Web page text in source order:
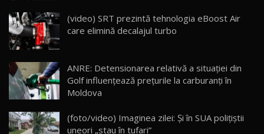
16
AutoBlogMD
13:10
17 20:06
Va fi modelul nr.1 BYD în Moldova? BYD Seal U
30:08
(video) SRT prezintă tehnologia eBoost Air
care elimină decalajul turbo
ANRE: Detensionarea relativă a situației din
Golf influențează prețurile la carburanți în
Moldova
(foto/video) Imaginea zilei: Și în SUA polițiștii
uneori „stau în tufari”